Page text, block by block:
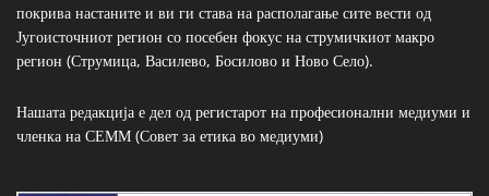
покрива настаните и ви ги става на располагање сите вести од
Југоисточниот регион со посебен фокус на струмичкиот макро
регион (Струмица, Василево, Босилово и Ново Село).
Нашата редакција е дел од регистарот на професионални медиуми и
членка на СЕММ (Совет за етика во медиуми)